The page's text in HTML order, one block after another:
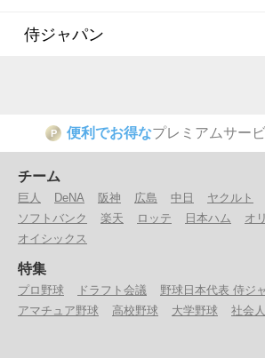
侍ジャパン
P 便利でお得なプレミアムサー
チーム
巨人 DeNA 阪神 広島 中日 ヤクルト
ソフトバンク
楽天 ロッテ 日本ハム オ
オイシックス
特集
プロ野球 ドラフト会議
野球日本代表 侍ジ
アマチュア野球
高校野球 大学野球 社会